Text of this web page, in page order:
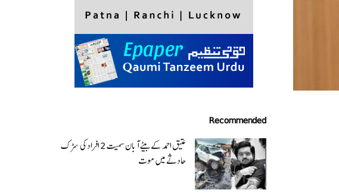
Recommended
عتیق احمد کے بیٹے آبان سمیت 2 افراد کی سڑک
حادثے میں موت